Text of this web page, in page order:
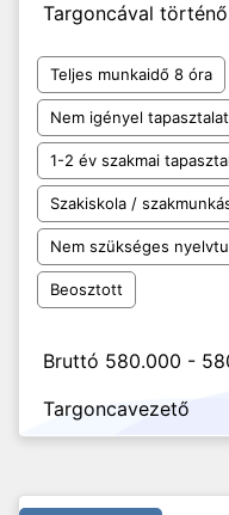
Targoncával
Teljes munkaidő 8 óra
Nem igényel
1-2 év szakmai
Szakiskola /
Nem szükséges
Beosztott
Bruttó 580.000 -
Targoncavezető